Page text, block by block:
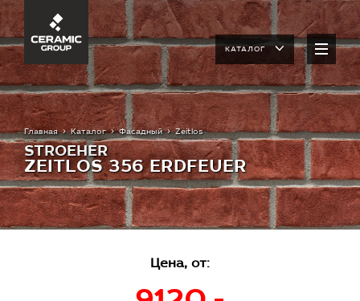
КАТАЛОГ
Главная Каталог Фасадный Zeitlos
STROEHER
ZEITLOS 356 ERDFEUER
Цена, от: